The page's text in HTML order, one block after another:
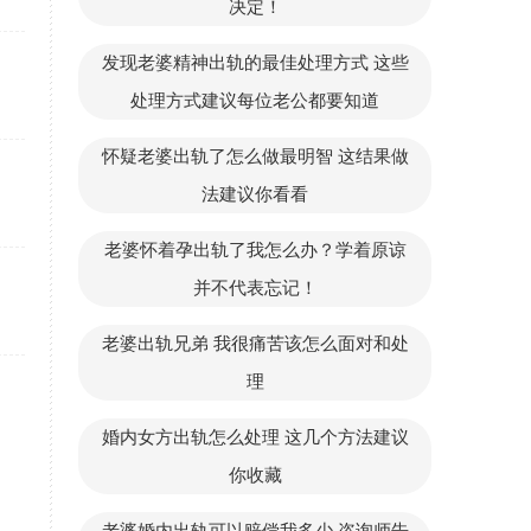
决定！
发现老婆精神出轨的最佳处理方式 这些
处理方式建议每位老公都要知道
怀疑老婆出轨了怎么做最明智 这结果做
法建议你看看
老婆怀着孕出轨了我怎么办？学着原谅
并不代表忘记！
老婆出轨兄弟 我很痛苦该怎么面对和处
理
婚内女方出轨怎么处理 这几个方法建议
你收藏